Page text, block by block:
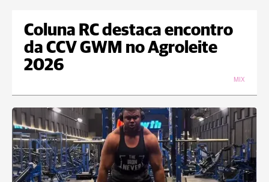
Coluna RC destaca encontro
da CCV GWM no Agroleite
2026
MIX